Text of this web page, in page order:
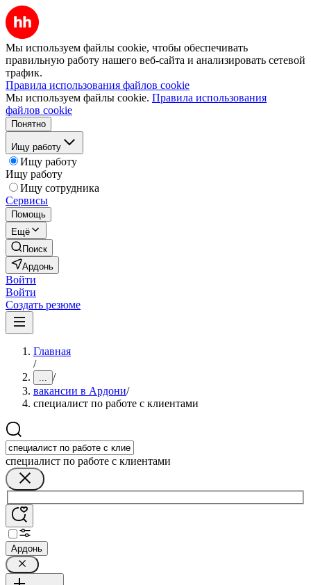
Мы используем файлы cookie, чтобы обеспечивать
правильную работу нашего веб-сайта и анализировать сетевой
трафик.
Правила использования файлов cookie
Мы используем файлы cookie. Правила использования
файлов cookie
Понятно
Ищу работу
Ищу работу
Ищу работу
Ищу сотрудника
Сервисы
Помощь
Ещё
Поиск
Ардонь
Войти
Войти
Создать резюме
Главная
/
... /
вакансии в Ардони/
специалист по работе с клиентами
специалист по работе с клиентами
Ардонь